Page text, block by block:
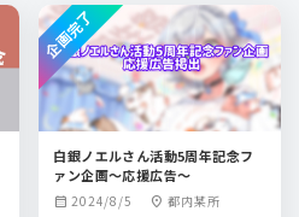
白銀ノエルさん活動5周年記念フ
ァン企画～応援広告～
calendar_month 2024/8/5 location_on 都内某所
企画完了